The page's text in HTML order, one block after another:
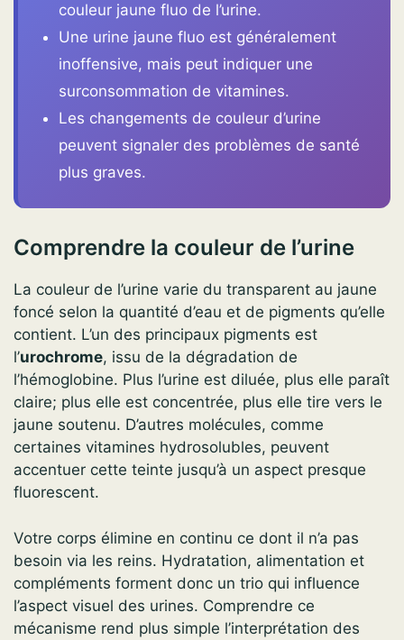
couleur jaune fluo de l’urine.
Une urine jaune fluo est généralement
inoffensive, mais peut indiquer une
surconsommation de vitamines.
Les changements de couleur d’urine
peuvent signaler des problèmes de santé
plus graves.
Comprendre la couleur de l’urine
La couleur de l’urine varie du transparent au jaune
foncé selon la quantité d’eau et de pigments qu’elle
contient. L’un des principaux pigments est
l’urochrome, issu de la dégradation de
l’hémoglobine. Plus l’urine est diluée, plus elle paraît
claire; plus elle est concentrée, plus elle tire vers le
jaune soutenu. D’autres molécules, comme
certaines vitamines hydrosolubles, peuvent
accentuer cette teinte jusqu’à un aspect presque
fluorescent.
Votre corps élimine en continu ce dont il n’a pas
besoin via les reins. Hydratation, alimentation et
compléments forment donc un trio qui influence
l’aspect visuel des urines. Comprendre ce
mécanisme rend plus simple l’interprétation des